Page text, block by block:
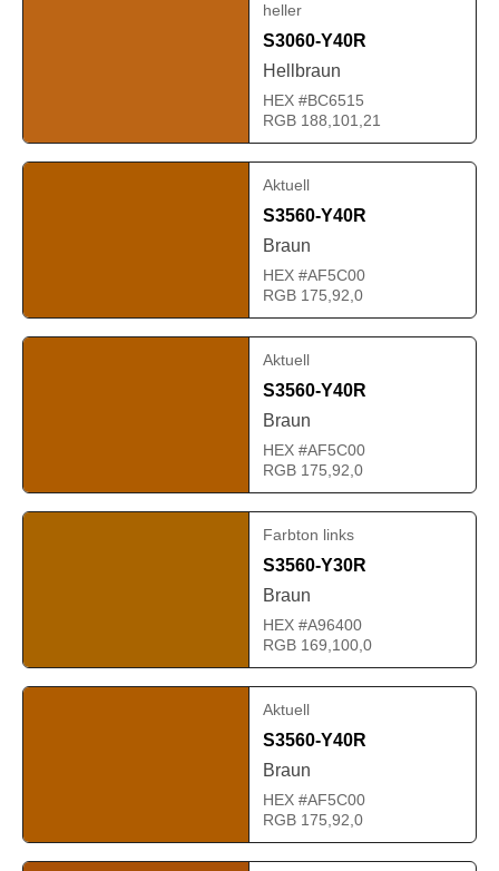
heller
S3060-Y40R
Hellbraun
HEX #BC6515
RGB 188,101,21
Aktuell
S3560-Y40R
Braun
HEX #AF5C00
RGB 175,92,0
Aktuell
S3560-Y40R
Braun
HEX #AF5C00
RGB 175,92,0
Farbton links
S3560-Y30R
Braun
HEX #A96400
RGB 169,100,0
Aktuell
S3560-Y40R
Braun
HEX #AF5C00
RGB 175,92,0